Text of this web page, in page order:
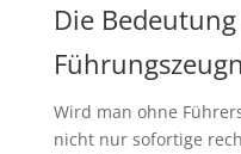
Die
Wird man ohne
nicht nur sofortige